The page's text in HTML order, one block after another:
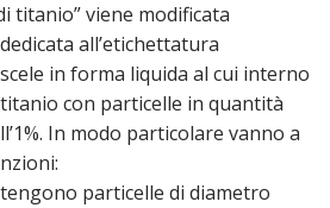
titanio” viene modificata
all’etichettatura
in forma liquida al cui interno
con particelle in quantità
In modo particolare vanno a
particelle di diametro